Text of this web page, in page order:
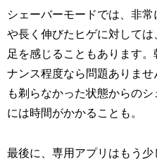
シェーバーモードでは、非
や長く伸びたヒゲに対しては
足を感じることもあります。
ナンス程度なら問題ありませ
も剃らなかった状態からの
には時間がかかることも。
最後に、専用アプリはもう少